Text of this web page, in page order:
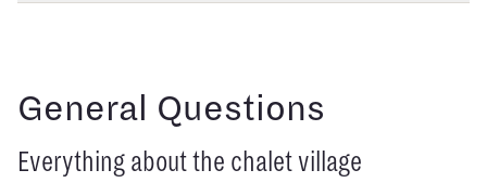
General Questions
Everything about the chalet village